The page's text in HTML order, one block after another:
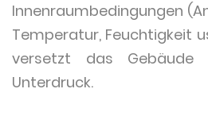
Innenraumbedingungen
Temperatur, Feuchtigkeit
versetzt das Gebäude
Unterdruck.